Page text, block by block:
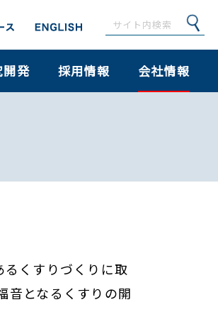
開発 採用情報 会社情報
くすりづくりに取
音となるくすりの開